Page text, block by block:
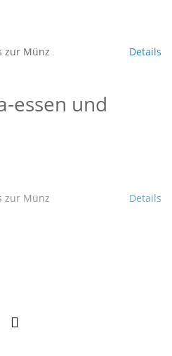
zur Münz
Details
essen und
zur Münz
Details